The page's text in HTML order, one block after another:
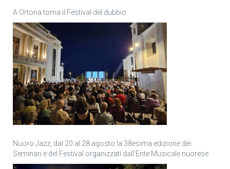
A Ortona torna il Festival del dubbio
Nuoro Jazz, dal 20 al 28 agosto la 38esima edizione dei
Seminari e del Festival organizzati dall’Ente Musicale nuorese